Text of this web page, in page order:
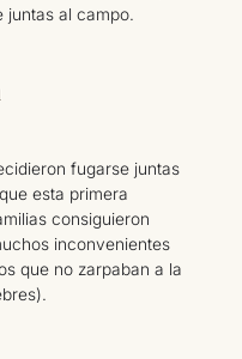
juntas al campo.
fugarse juntas
esta primera
consiguieron
inconvenientes
que no zarpaban a la